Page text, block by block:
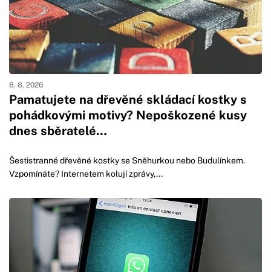
Pamatujete na dřevěné skládací kostky s
pohádkovými motivy? Nepoškozené kusy
dnes sběratelé…
8. 8. 2026
Šestistranné dřevěné kostky se Sněhurkou nebo Budulínkem.
Vzpomínáte? Internetem kolují zprávy,...